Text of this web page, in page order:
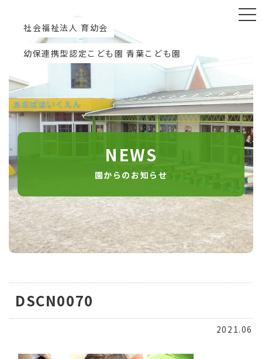
社会福祉法人 育幼会
幼保連携型認定こども園 青葉こども園
NEWS
園からのお知らせ
DSCN0070
2021.06